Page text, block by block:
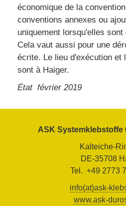
économique de la
conventions annexes ou
uniquement lorsqu'elles
Cela vaut aussi pour une
écrite. Le lieu d'exécution et
sont à Haiger.
État février 2019
ASK Systemklebstoffe
Kalteiche-
DE-35708
Tel. +49 2773
info(at)ask-
www.ask-